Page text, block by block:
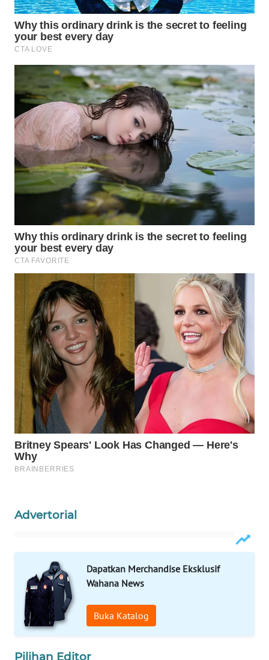
Advertorial
Dapatkan Merchandise Eksklusif
Wahana News
Buka Katalog
Pilihan Editor
KONSUMEN
LISTRIK
MASYARAKAT
KELISTRIKAN
WALINKI
ID
MAWAKA
ID
PLN
WATCH
MKLI
LPKKI
LKKI
KOPEKLIN
PORTAL
KONSUMEN
FORWAMKI
NEWS
SITUNGIR
NEWS